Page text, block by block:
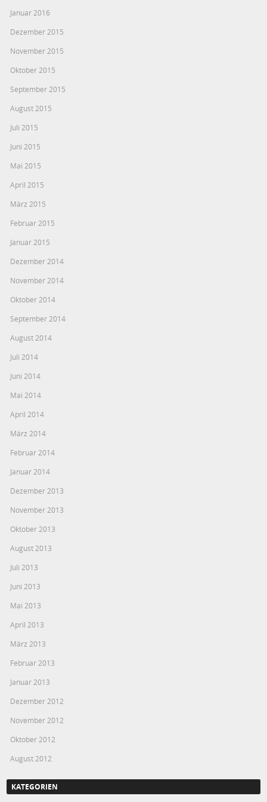
Januar 2016
Dezember 2015
November 2015
Oktober 2015
September 2015
August 2015
Juli 2015
Juni 2015
Mai 2015
April 2015
März 2015
Februar 2015
Januar 2015
Dezember 2014
November 2014
Oktober 2014
September 2014
August 2014
Juli 2014
Juni 2014
Mai 2014
April 2014
März 2014
Februar 2014
Januar 2014
Dezember 2013
November 2013
Oktober 2013
August 2013
Juli 2013
Juni 2013
Mai 2013
April 2013
März 2013
Februar 2013
Januar 2013
Dezember 2012
November 2012
Oktober 2012
August 2012
KATEGORIEN